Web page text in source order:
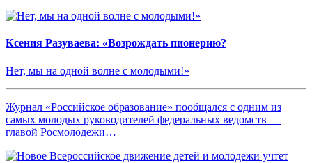
Ксения Разуваева: «Возрождать пионерию?
Нет, мы на одной волне с молодыми!»
Журнал «Российское образование» пообщался с одним из
самых молодых руководителей федеральных ведомств —
главой Росмолодежи…